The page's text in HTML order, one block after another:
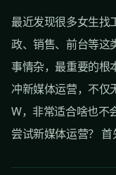
最近发现很多女生找
政、销售、前台等这
事情杂，最重要的根
冲新媒体运营，不仅
W，非常适合啥也不
尝试新媒体运营？